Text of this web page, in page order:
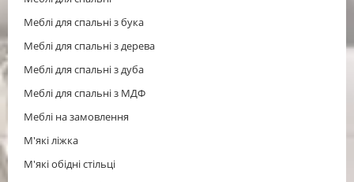
Меблі для спальні з бука
Меблі для спальні з дерева
Меблі для спальні з дуба
Меблі для спальні з МДФ
Меблі на замовлення
М'які ліжка
М'які обідні стільці